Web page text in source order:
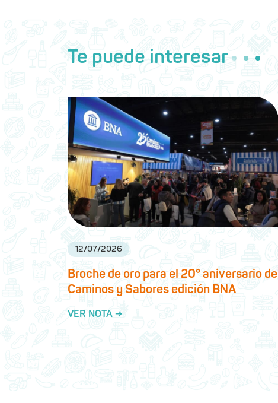
Te puede interesar
12/07/2026
Broche de oro para el 20° aniversario de
Caminos y Sabores edición BNA
VER NOTA →